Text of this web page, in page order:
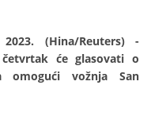
2023. (Hina/Reuters) -
će glasovati o
omogući vožnja San